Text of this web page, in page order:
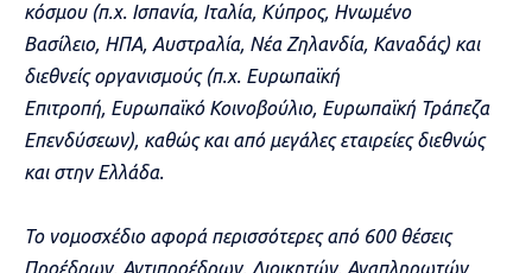
κόσμου (π.χ. Ισπανία, Ιταλία, Κύπρος, Ηνωμένο
Βασίλειο, ΗΠΑ, Αυστραλία, Νέα Ζηλανδία, Καναδάς) και
διεθνείς οργανισμούς (π.χ. Ευρωπαϊκή
Επιτροπή, Ευρωπαϊκό Κοινοβούλιο, Ευρωπαϊκή Τράπεζα
Επενδύσεων), καθώς και από μεγάλες εταιρείες διεθνώς
και στην Ελλάδα.
Το νομοσχέδιο αφορά περισσότερες από 600 θέσεις
Προέδρων, Αντιπροέδρων, Διοικητών, Αναπληρωτών